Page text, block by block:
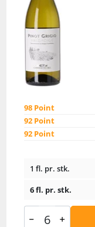
98 Point
92 Point
92 Point
1 fl. pr. stk.
6 fl. pr. stk.